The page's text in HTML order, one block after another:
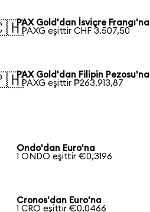
PAX Gold'dan İsviçre Frangı'na
1 PAXG eşittir CHF 3.507,50
PAX Gold'dan Filipin Pezosu'na
1 PAXG eşittir ₱263.913,87
Ondo'dan Euro'na
1 ONDO eşittir €0,3196
Cronos'dan Euro'na
1 CRO eşittir €0,0466